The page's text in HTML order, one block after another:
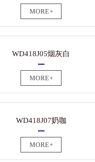
MORE+
WD418J05烟灰白
MORE+
WD418J07奶咖
MORE+